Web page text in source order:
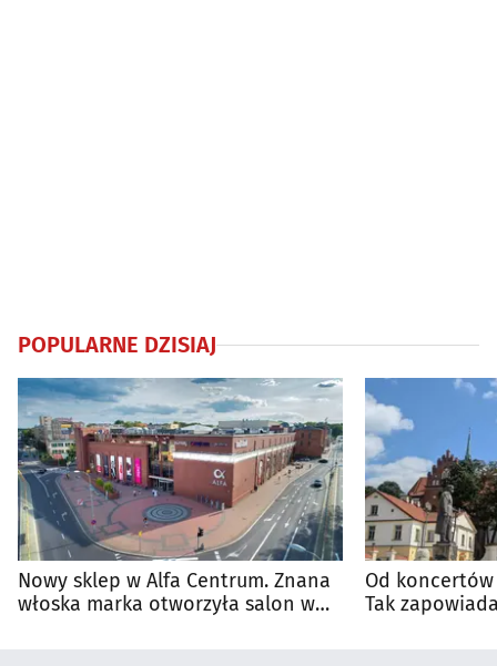
POPULARNE DZISIAJ
Nowy sklep w Alfa Centrum. Znana
włoska marka otworzyła salon w
Od
Tak